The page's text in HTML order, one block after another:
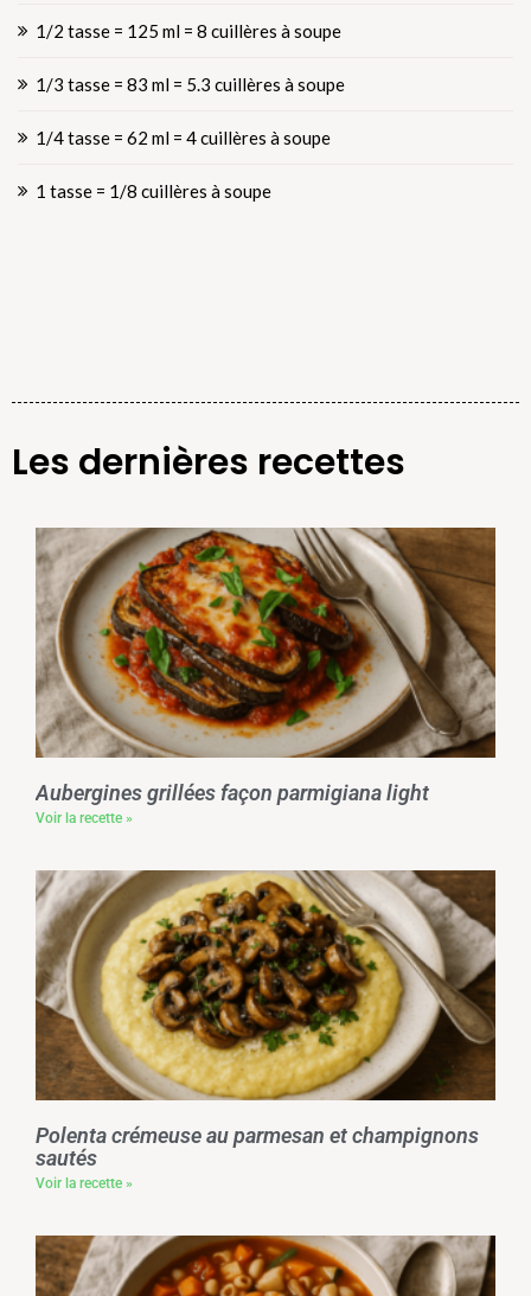
1/2 tasse = 125 ml = 8 cuillères à soupe
1/3 tasse = 83 ml = 5.3 cuillères à soupe
1/4 tasse = 62 ml = 4 cuillères à soupe
1 tasse = 1/8 cuillères à soupe
Les dernières recettes
Aubergines grillées façon parmigiana light
Voir la recette »
Polenta crémeuse au parmesan et champignons
sautés
Voir la recette »